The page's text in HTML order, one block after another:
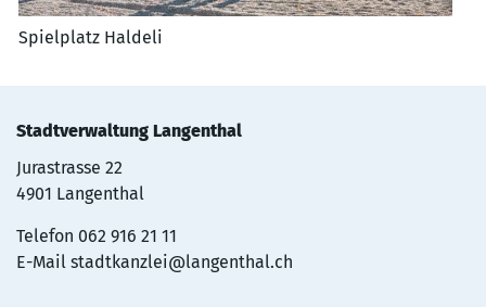
Spielplatz Haldeli
Stadtverwaltung Langenthal
Jurastrasse 22
4901 Langenthal
Telefon 062 916 21 11
E-Mail stadtkanzlei@langenthal.ch